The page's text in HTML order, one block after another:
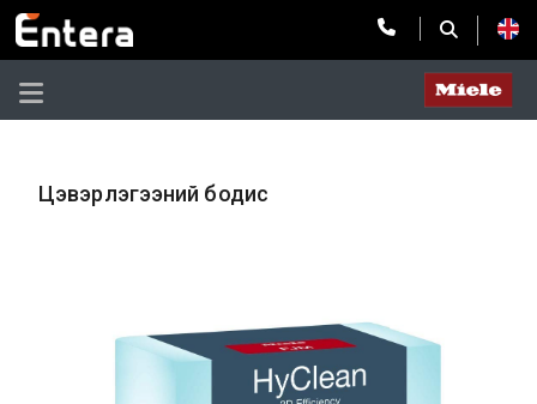
Цэвэрлэгээний бодис